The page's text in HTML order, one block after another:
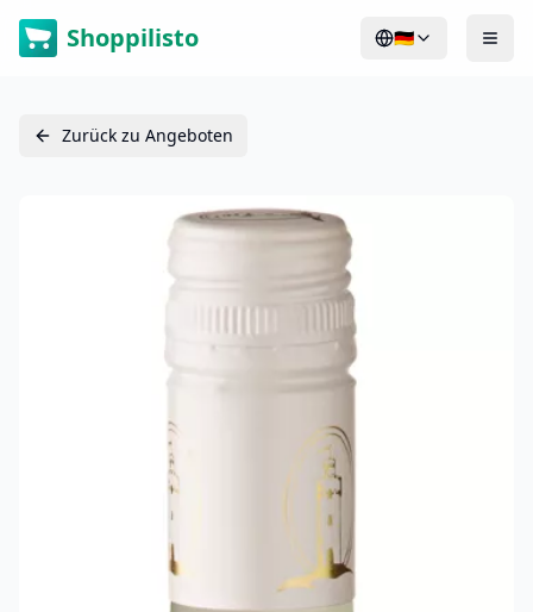
Shoppilisto 🇩🇪
Zurück zu Angeboten